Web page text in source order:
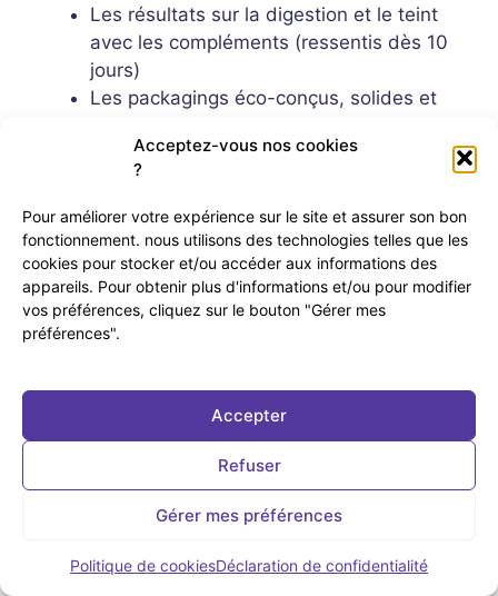
Acceptez-vous nos cookies
?
Pour améliorer votre expérience sur le site et assurer son bon
fonctionnement. nous utilisons des technologies telles que les
cookies pour stocker et/ou accéder aux informations des
appareils. Pour obtenir plus d'informations et/ou pour modifier
vos préférences, cliquez sur le bouton "Gérer mes
préférences".
Accepter
Refuser
Gérer mes préférences
Politique de cookiesDéclaration de confidentialité
Les résultats sur la digestion et le teint
avec les compléments (ressentis dès 10
jours)
Les packagings éco-conçus, solides et
La polyvalence des produits (multi-
usages, familiaux)
"Meilleur démaquillant baume jamais testé
! Une texture qui se travaille et se masse à
l'infini. Retire en douceur toute trace de
maquillage et impuretés." — Avis client sur
"J'utilise les deux produits et ma peau est
beaucoup plus souple. J'apprécie la
non grasse." — Avis client sur ecocentric.fr